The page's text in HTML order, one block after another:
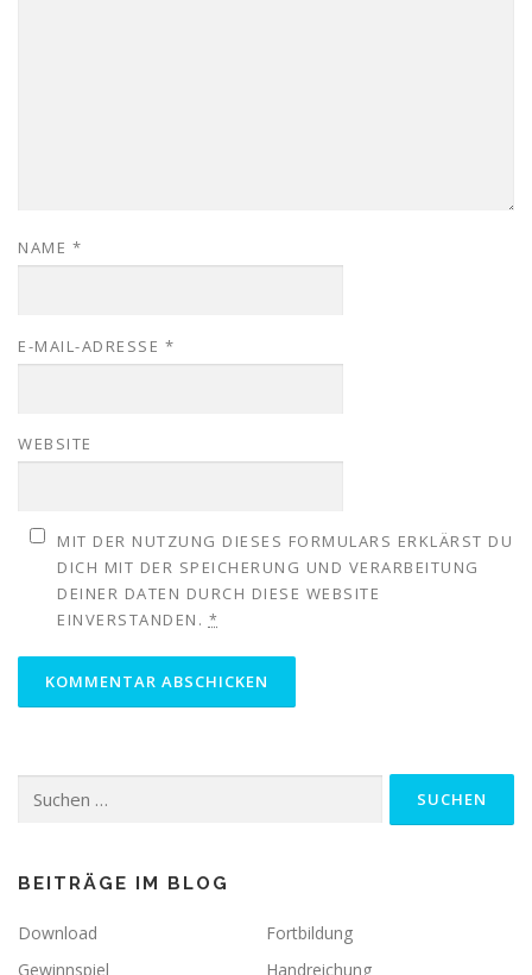
NAME *
E-MAIL-ADRESSE *
WEBSITE
MIT DER NUTZUNG DIESES FORMULARS ERKLÄRST DU
DICH MIT DER SPEICHERUNG UND VERARBEITUNG
DEINER DATEN DURCH DIESE WEBSITE
EINVERSTANDEN. *
nach:
BEITRÄGE IM BLOG
Download
Fortbildung
Gewinnspiel
Handreichung